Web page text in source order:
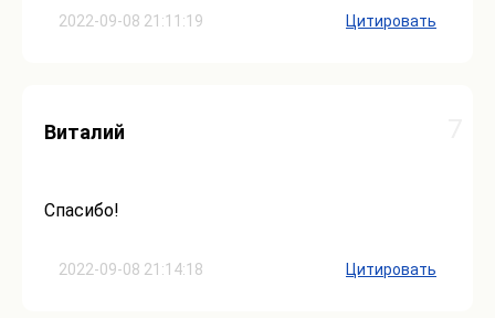
2022-09-08 21:11:19 Цитировать
2022-09-08 21:14:18
Виталий
Спасибо!
Цитировать